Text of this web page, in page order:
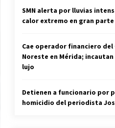
SMN alerta por lluvias
calor extremo en gran parte
Cae operador financiero
Noreste en Mérida; incautan
lujo
Detienen a funcionario por
homicidio del periodista